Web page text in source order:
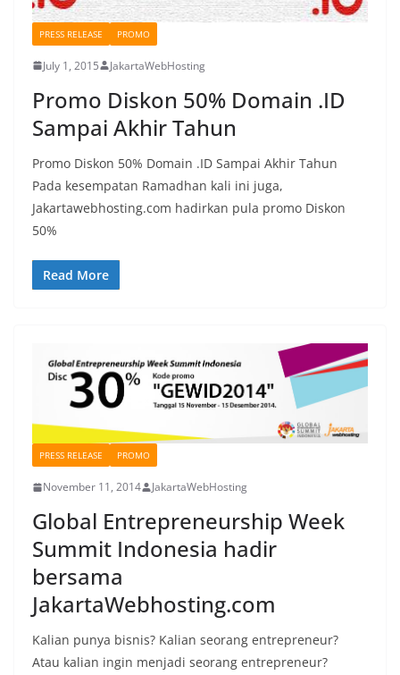
PRESS RELEASE PROMO
July 1, 2015 JakartaWebHosting
Promo Diskon 50% Domain .ID
Sampai Akhir Tahun
Promo Diskon 50% Domain .ID Sampai Akhir Tahun
Pada kesempatan Ramadhan kali ini juga,
Jakartawebhosting.com hadirkan pula promo Diskon
50%
Read More
PRESS RELEASE PROMO
November 11, 2014 JakartaWebHosting
Global Entrepreneurship Week
Summit Indonesia hadir
bersama
JakartaWebhosting.com
Kalian punya bisnis? Kalian seorang entrepreneur?
Atau kalian ingin menjadi seorang entrepreneur?